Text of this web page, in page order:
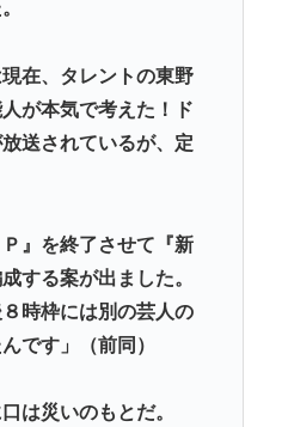
在、タレントの東野
が本気で考えた！ド
送されているが、定
Ｐ』を終了させて『新
する案が出ました。
時枠には別の芸人の
です」（前同）
は災いのもとだ。